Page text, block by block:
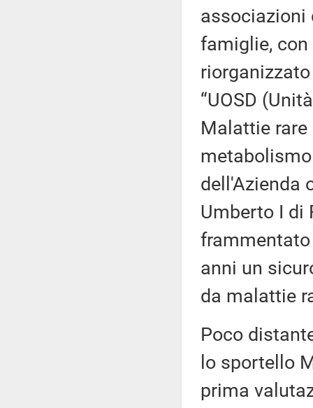
associazioni
famiglie,
“UOSD
Malattie
dell'Azienda
Umberto I di
anni un
da malattie
Poco
lo sportello
prima